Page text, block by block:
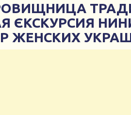
ЄКСКУРСИЯ
ЖЕНСКИХ